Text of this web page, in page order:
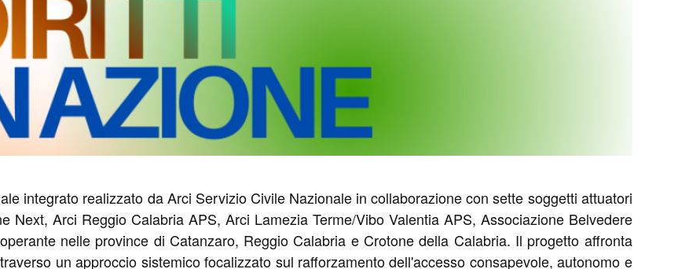
integrato realizzato da Arci Servizio Civile Nazionale in collaborazione con sette soggetti attuatori
Next, Arci Reggio Calabria APS, Arci Lamezia Terme/Vibo Valentia APS, Associazione Belvedere
nelle province di Catanzaro, Reggio Calabria e Crotone della Calabria. Il progetto affronta
un approccio sistemico focalizzato sul rafforzamento dell'accesso consapevole, autonomo e